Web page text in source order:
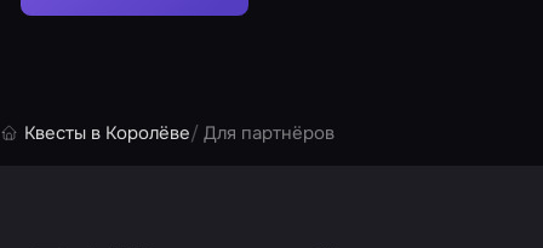
Квесты в Королёве Для партнёров